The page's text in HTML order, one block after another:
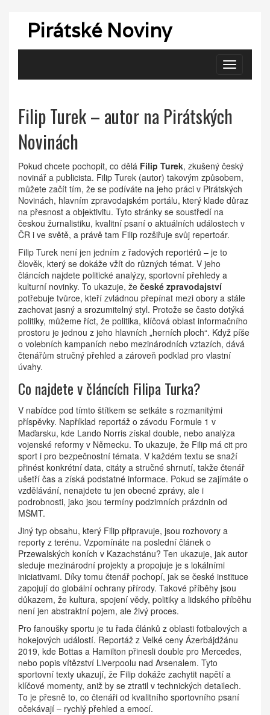
Pirátské Noviny
Zobrazit
navigaci
Filip Turek – autor na Pirátských
Novinách
Pokud chcete pochopit, co dělá Filip Turek, zkušený český
novinář a publicista. Filip Turek (autor) takovým způsobem,
můžete začít tím, že se podíváte na jeho práci v Pirátských
Novinách, hlavním zpravodajském portálu, který klade důraz
na přesnost a objektivitu. Tyto stránky se soustředí na
českou žurnalistiku, kvalitní psaní o aktuálních událostech v
ČR i ve světě, a právě tam Filip rozšiřuje svůj repertoár.
Filip Turek není jen jedním z řadových reportérů – je to
člověk, který se dokáže vžít do různých témat. V jeho
článcích najdete politické analýzy, sportovní přehledy a
kulturní novinky. To ukazuje, že české zpravodajství
potřebuje tvůrce, kteří zvládnou přepínat mezi obory a stále
zachovat jasný a srozumitelný styl. Protože se často dotýká
politiky, můžeme říct, že politika, klíčová oblast informačního
prostoru je jednou z jeho hlavních „herních ploch“. Když píše
o volebních kampaních nebo mezinárodních vztazích, dává
čtenářům stručný přehled a zároveň podklad pro vlastní
úvahy.
Co najdete v článcích Filipa Turka?
V nabídce pod tímto štítkem se setkáte s rozmanitými
příspěvky. Například reportáž o závodu Formule 1 v
Maďarsku, kde Lando Norris získal double, nebo analýza
vojenské reformy v Německu. To ukazuje, že Filip má cit pro
sport i pro bezpečnostní témata. V každém textu se snaží
přinést konkrétní data, citáty a stručné shrnutí, takže čtenář
ušetří čas a získá podstatné informace. Pokud se zajímáte o
vzdělávání, nenajdete tu jen obecné zprávy, ale i
podrobnosti, jako jsou termíny podzimních prázdnin od
MŠMT.
Jiný typ obsahu, který Filip připravuje, jsou rozhovory a
reporty z terénu. Vzpomínáte na poslední článek o
Przewalských koních v Kazachstánu? Ten ukazuje, jak autor
sleduje mezinárodní projekty a propojuje je s lokálními
iniciativami. Díky tomu čtenář pochopí, jak se české instituce
zapojují do globální ochrany přírody. Takové příběhy jsou
důkazem, že kultura, spojení vědy, politiky a lidského příběhu
není jen abstraktní pojem, ale živý proces.
Pro fanoušky sportu je tu řada článků z oblasti fotbalových a
hokejových událostí. Reportáž z Velké ceny Ázerbájdžánu
2019, kde Bottas a Hamilton přinesli double pro Mercedes,
nebo popis vítězství Liverpoolu nad Arsenalem. Tyto
sportovní texty ukazují, že Filip dokáže zachytit napětí a
klíčové momenty, aniž by se ztratil v technických detailech.
To je přesně to, co čtenáři od kvalitního sportovního psaní
očekávají – rychlý přehled a emocí.